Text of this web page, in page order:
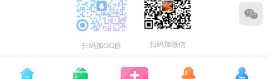
扫码加QQ群 扫码加微信